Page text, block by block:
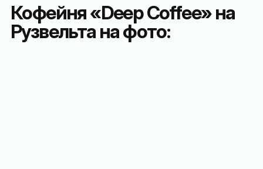
Кофейня «Deep Coffee» на
Рузвельта на фото: